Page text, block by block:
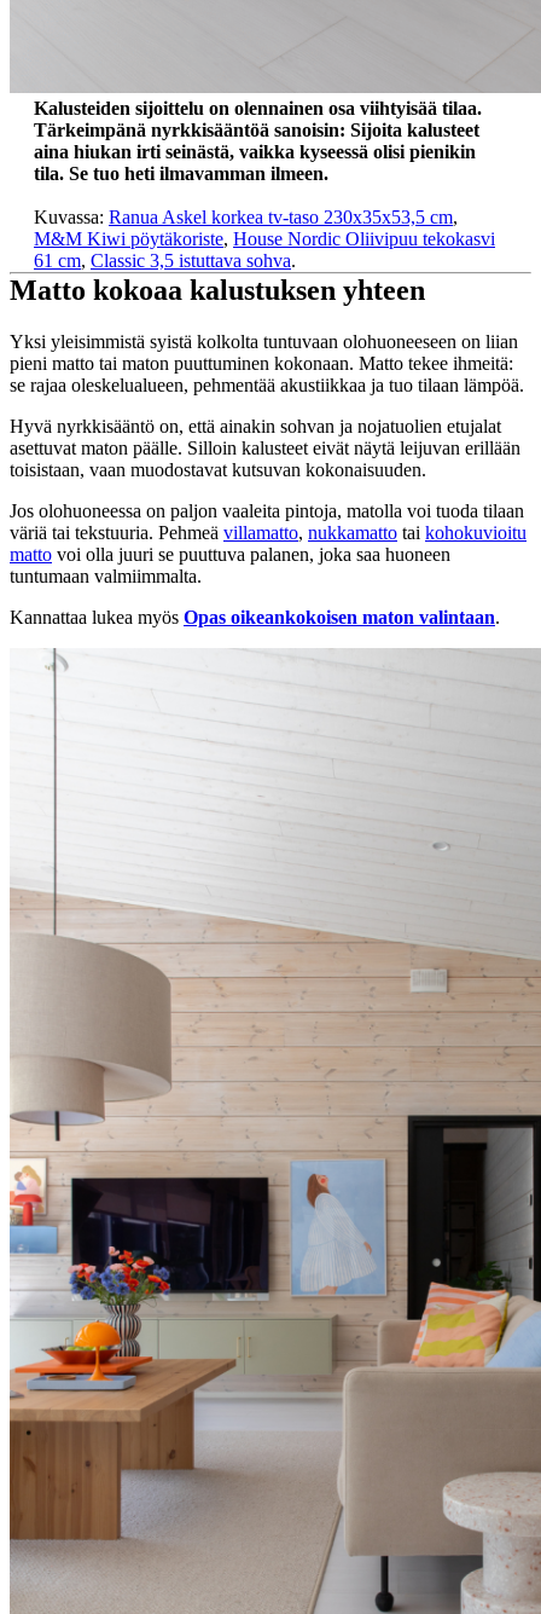
Kalusteiden sijoittelu on olennainen osa viihtyisää tilaa.
Tärkeimpänä nyrkkisääntöä sanoisin: Sijoita kalusteet
aina hiukan irti seinästä, vaikka kyseessä olisi pienikin
tila. Se tuo heti ilmavamman ilmeen.
Kuvassa: Ranua Askel korkea tv-taso 230x35x53,5 cm,
M&M Kiwi pöytäkoriste, House Nordic Oliivipuu tekokasvi
61 cm, Classic 3,5 istuttava sohva.
Matto kokoaa kalustuksen yhteen
Yksi yleisimmistä syistä kolkolta tuntuvaan olohuoneeseen on liian
pieni matto tai maton puuttuminen kokonaan. Matto tekee ihmeitä:
se rajaa oleskelualueen, pehmentää akustiikkaa ja tuo tilaan lämpöä.
Hyvä nyrkkisääntö on, että ainakin sohvan ja nojatuolien etujalat
asettuvat maton päälle. Silloin kalusteet eivät näytä leijuvan erillään
toisistaan, vaan muodostavat kutsuvan kokonaisuuden.
Jos olohuoneessa on paljon vaaleita pintoja, matolla voi tuoda tilaan
väriä tai tekstuuria. Pehmeä villamatto, nukkamatto tai kohokuvioitu
matto voi olla juuri se puuttuva palanen, joka saa huoneen
tuntumaan valmiimmalta.
Kannattaa lukea myös Opas oikeankokoisen maton valintaan.